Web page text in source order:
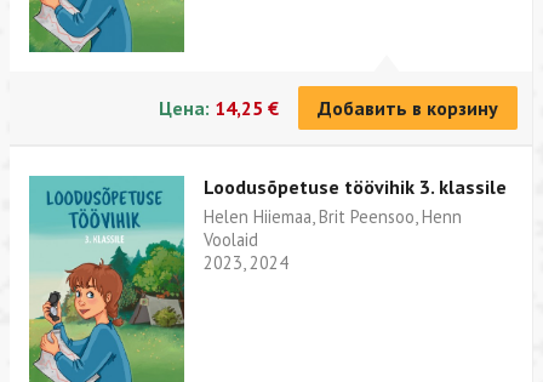
Цена: 14,25 € Добавить в корзину
Loodusõpetuse töövihik 3. klassile
Helen Hiiemaa, Brit Peensoo, Henn
Voolaid
2023, 2024